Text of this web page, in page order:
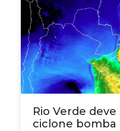
Rio Verde
ciclone bomba